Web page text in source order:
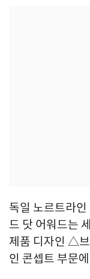
독일 노르트라
드 닷 어워드는
제품 디자인 △
인 콘셉트 부문